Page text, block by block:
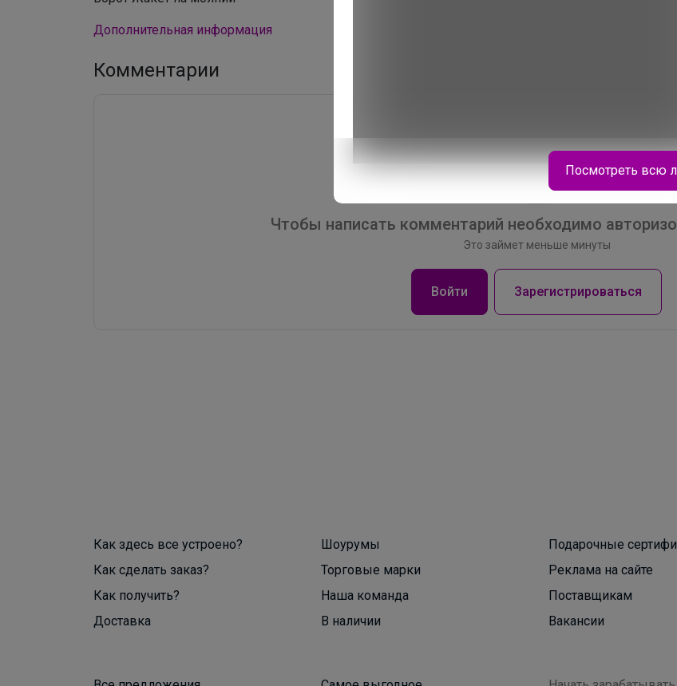
Дополнительная информация
Комментарии
Чтобы написать комментарий необходимо
Это займет меньше минуты
Войти Зарегистрироваться
Как здесь все устроено?
Как сделать заказ?
Как получить?
Доставка
Шоурумы
Торговые марки
Наша команда
В наличии
Подарочные
Реклама на сайте
Поставщикам
Вакансии
Брюнетка
Котофей — всё к школе в одном месте!
Посмотреть всю